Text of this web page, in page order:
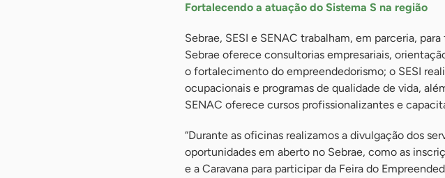
Fortalecendo a atuação do Sistema S na região
Sebrae, SESI e SENAC trabalham, em parceria,
Sebrae oferece consultorias empresariais,
o fortalecimento do empreendedorismo; o SESI
ocupacionais e programas de qualidade de vida,
SENAC oferece cursos profissionalizantes e
“Durante as oficinas realizamos a divulgação dos
oportunidades em aberto no Sebrae, como as
e a Caravana para participar da Feira do